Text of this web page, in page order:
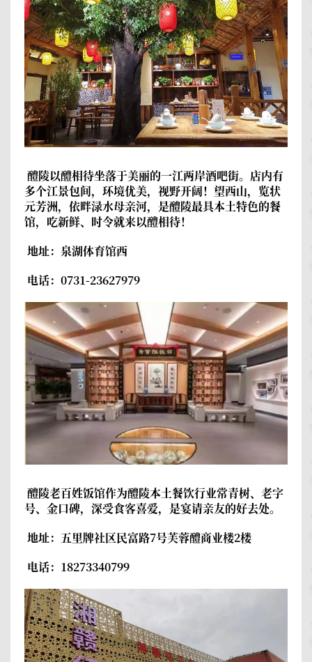
醴陵以醴相待坐落于美丽的一江两岸酒吧街。店内有
多个江景包间，环境优美，视野开阔！望西山，览状
元芳洲，依畔渌水母亲河，是醴陵最具本土特色的餐
馆，吃新鲜、时令就来以醴相待！
地址：泉湖体育馆西
电话：0731-23627979
醴陵老百姓饭馆作为醴陵本土餐饮行业常青树、老字
号、金口碑，深受食客喜爱，是宴请亲友的好去处。
地址：五里牌社区民富路7号芙蓉醴商业楼2楼
电话：18273340799